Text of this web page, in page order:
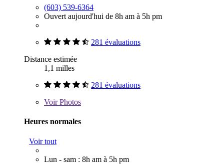
(603) 539-6364
Ouvert aujourd'hui de 8h am à 5h pm
281 évaluations
Distance estimée
1,1 milles
281 évaluations
VoirPhotos
Heures normales
Voir tout
Lun - sam : 8h am à 5h pm